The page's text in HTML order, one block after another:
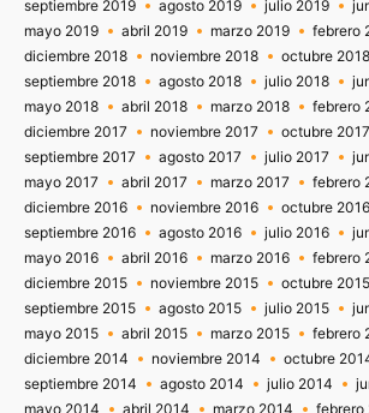
septiembre 2019
agosto 2019 julio 2019
mayo 2019
abril 2019 marzo 2019 febrero
diciembre 2018
noviembre 2018
octubre 2018
septiembre 2018
agosto 2018 julio 2018
mayo 2018
abril 2018 marzo 2018 febrero
diciembre 2017
noviembre 2017
octubre 2017
septiembre 2017
agosto 2017 julio 2017
mayo 2017
abril 2017 marzo 2017 febrero
diciembre 2016
noviembre 2016
octubre 2016
septiembre 2016
agosto 2016 julio 2016
mayo 2016
abril 2016 marzo 2016 febrero
diciembre 2015
noviembre 2015
octubre 2015
septiembre 2015
agosto 2015 julio 2015
mayo 2015
abril 2015 marzo 2015 febrero
diciembre 2014
noviembre 2014
octubre
septiembre 2014
agosto 2014 julio 2014
mayo 2014
abril 2014 marzo 2014 febrero